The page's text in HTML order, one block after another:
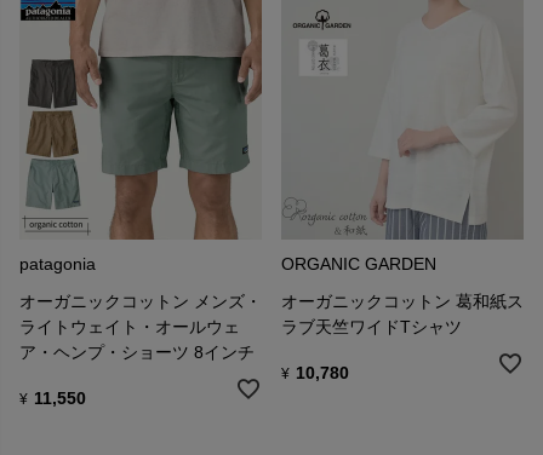
patagonia
オーガニックコットン メンズ・
ライトウェイト・オールウェ
ア・ヘンプ・ショーツ 8インチ
¥ 11,550
ORGANIC GARDEN
オーガニックコットン 葛和紙ス
ラブ天竺ワイドTシャツ
¥ 10,780